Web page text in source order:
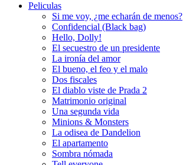
Peliculas
Si me voy, ¿me echarán de menos?
Confidencial (Black bag)
Hello, Dolly!
El secuestro de un presidente
La ironía del amor
El bueno, el feo y el malo
Dos fiscales
El diablo viste de Prada 2
Matrimonio original
Una segunda vida
Minions & Monsters
La odisea de Dandelion
El apartamento
Sombra nómada